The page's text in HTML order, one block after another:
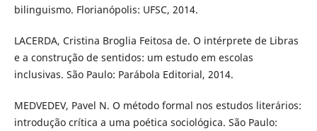
bilinguismo. Florianópolis: UFSC, 2014.
LACERDA, Cristina Broglia Feitosa de. O intérprete de Libras
e a construção de sentidos: um estudo em escolas
inclusivas. São Paulo: Parábola Editorial, 2014.
MEDVEDEV, Pavel N. O método formal nos estudos literários:
introdução crítica a uma poética sociológica. São Paulo: